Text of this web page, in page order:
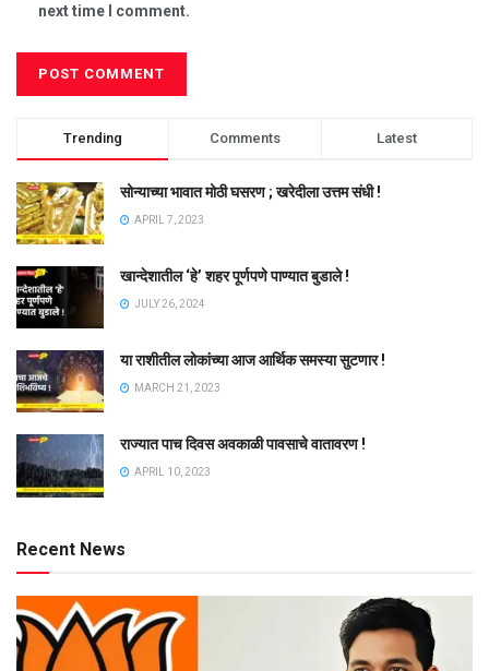
next time I comment.
Trending Comments Latest
सोन्याच्या भावात मोठी घसरण ; खरेदीला उत्तम संधी !
APRIL 7, 2023
खान्देशातील ‘हे’ शहर पूर्णपणे पाण्यात बुडाले !
JULY 26, 2024
या राशीतील लोकांच्या आज आर्थिक समस्या सुटणार !
MARCH 21, 2023
राज्यात पाच दिवस अवकाळी पावसाचे वातावरण !
APRIL 10, 2023
Recent News